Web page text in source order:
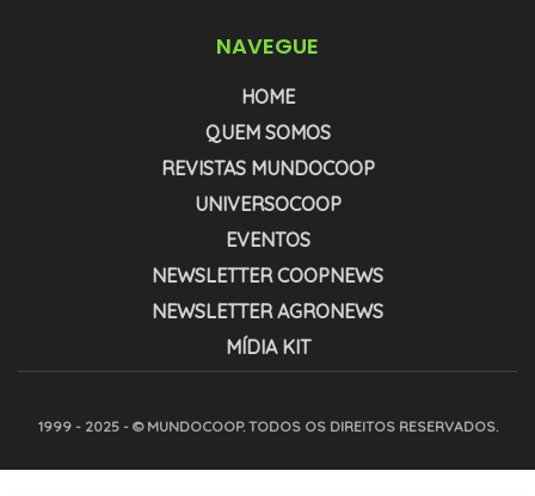
NAVEGUE
HOME
QUEM SOMOS
REVISTAS MUNDOCOOP
UNIVERSOCOOP
EVENTOS
NEWSLETTER COOPNEWS
NEWSLETTER AGRONEWS
MÍDIA KIT
1999 - 2025 - © MUNDOCOOP. TODOS OS DIREITOS RESERVADOS.